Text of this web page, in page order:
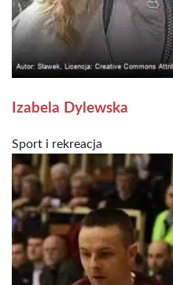
Izabela Dylewska
Sport i rekreacja